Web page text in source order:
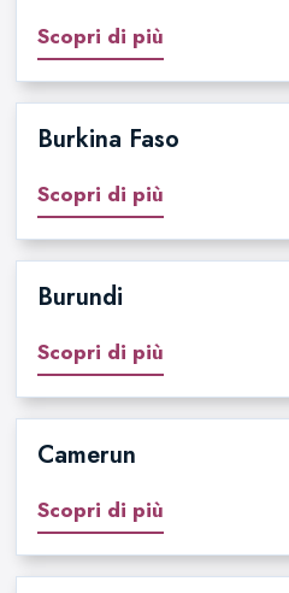
Scopri di più
Burkina Faso
Scopri di più
Burundi
Scopri di più
Camerun
Scopri di più